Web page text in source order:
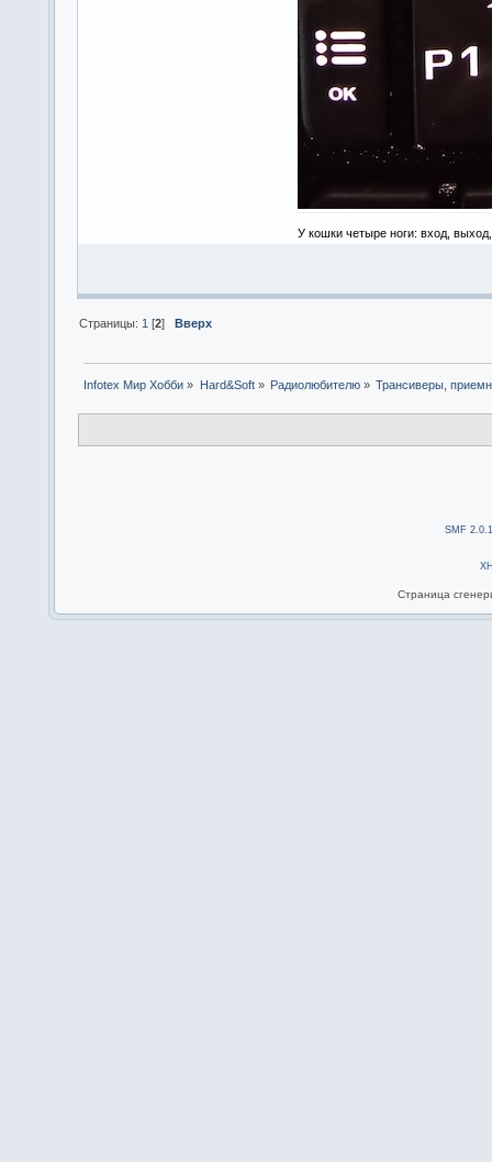
У кошки четыре ноги: вход,
Страницы: 1 [2]Вверх
Infotex Мир Хобби » Hard&Soft» Радиолюбителю» Трансиверы,
SMF
Страница